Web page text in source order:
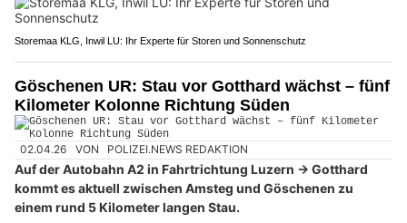
Storemaa KLG, Inwil LU: Ihr Experte für Storen und Sonnenschutz
Göschenen UR: Stau vor Gotthard wächst – fünf
Kilometer Kolonne Richtung Süden
02.04.26 VON POLIZEI.NEWS REDAKTION
Auf der Autobahn A2 in Fahrtrichtung Luzern → Gotthard
kommt es aktuell zwischen Amsteg und Göschenen zu
einem rund 5 Kilometer langen Stau.